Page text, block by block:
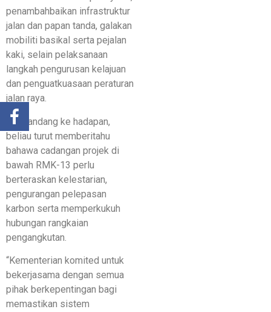
penambahbaikan infrastruktur
jalan dan papan tanda, galakan
mobiliti basikal serta pejalan
kaki, selain pelaksanaan
langkah pengurusan kelajuan
dan penguatkuasaan peraturan
jalan raya.
Memandang ke hadapan,
beliau turut memberitahu
bahawa cadangan projek di
bawah RMK-13 perlu
berteraskan kelestarian,
pengurangan pelepasan
karbon serta memperkukuh
hubungan rangkaian
pengangkutan.
“Kementerian komited untuk
bekerjasama dengan semua
pihak berkepentingan bagi
memastikan sistem